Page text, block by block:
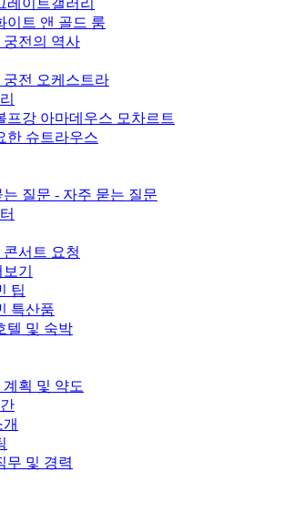
레이트갤러리
이트 앤 골드 룸
궁전의 역사
궁전 오케스트라
프강 아마데우스 모차르트
한 슈트라우스
는 질문 - 자주 묻는 질문
콘서트 요청
기
팁
특산품
텔 및 숙박
획 및 약도
무 및 경력